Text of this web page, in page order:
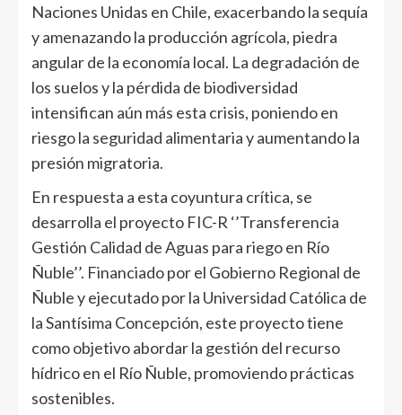
Naciones Unidas en Chile, exacerbando la sequía
y amenazando la producción agrícola, piedra
angular de la economía local. La degradación de
los suelos y la pérdida de biodiversidad
intensifican aún más esta crisis, poniendo en
riesgo la seguridad alimentaria y aumentando la
presión migratoria.
En respuesta a esta coyuntura crítica, se
desarrolla el proyecto FIC-R ‘’Transferencia
Gestión Calidad de Aguas para riego en Río
Ñuble’’. Financiado por el Gobierno Regional de
Ñuble y ejecutado por la Universidad Católica de
la Santísima Concepción, este proyecto tiene
como objetivo abordar la gestión del recurso
hídrico en el Río Ñuble, promoviendo prácticas
sostenibles.